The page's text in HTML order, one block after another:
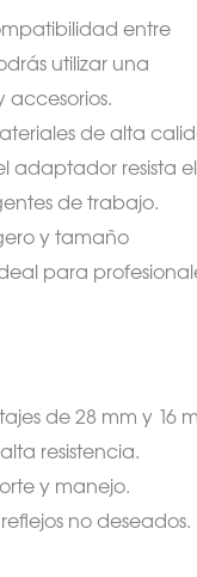
entre
utilizar una
de alta
adaptador resista el
de trabajo.
y tamaño
para
de 28 mm y 16
resistencia.
y manejo.
no deseados.